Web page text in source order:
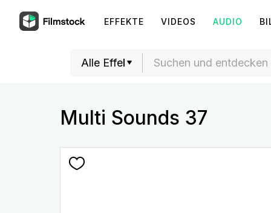
EFFEKTE VIDEOS AUDIO
Multi Sounds 37